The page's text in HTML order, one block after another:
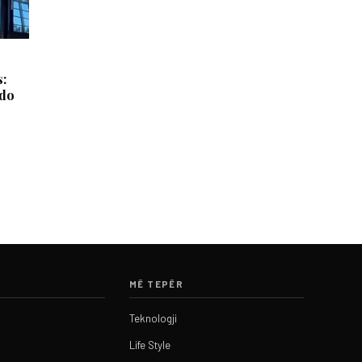
MË TEPËR
Teknologji
Life Style